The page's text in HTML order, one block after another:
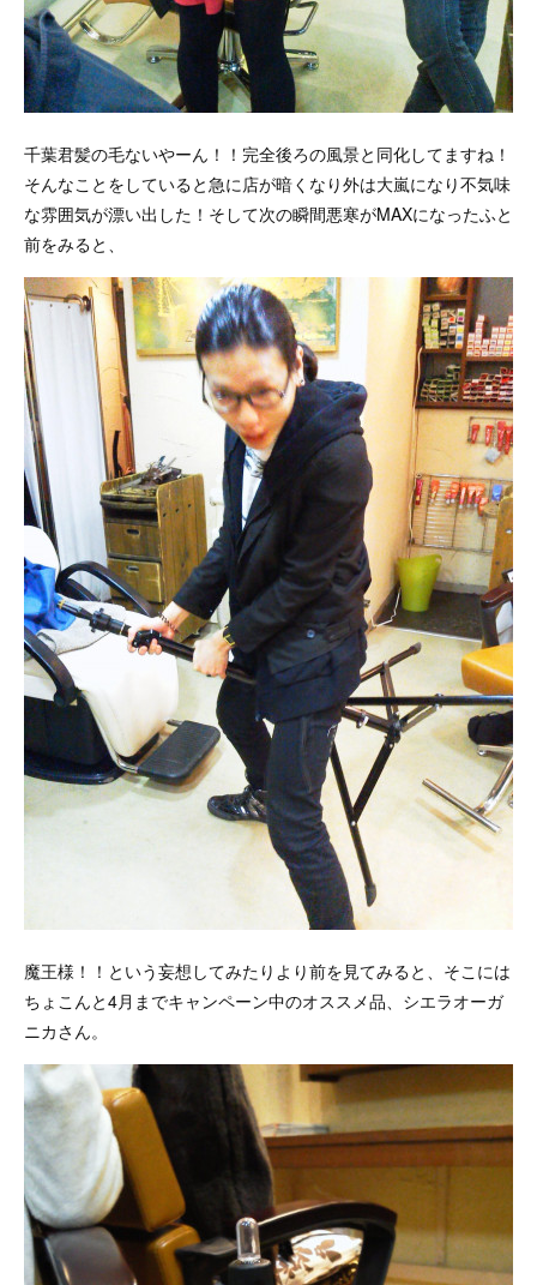
千葉君髪の毛ないやーん！！完全後ろの風景と同化してますね！
そんなことをしていると急に店が暗くなり外は大嵐になり不気味
な雰囲気が漂い出した！そして次の瞬間悪寒がMAXになったふと
前をみると、
魔王様！！という妄想してみたりより前を見てみると、そこには
ちょこんと4月までキャンペーン中のオススメ品、シエラオーガ
ニカさん。